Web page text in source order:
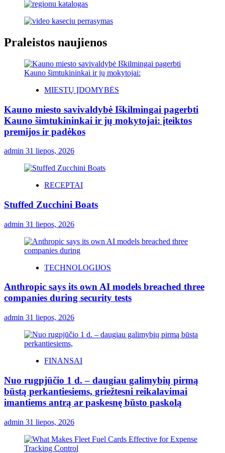
Praleistos naujienos
MIESTŲ ĮDOMYBĖS
Kauno miesto savivaldybė Iškilmingai pagerbti
Kauno šimtukininkai ir jų mokytojai: įteiktos
premijos ir padėkos
admin 31 liepos, 2026
RECEPTAI
Stuffed Zucchini Boats
admin 31 liepos, 2026
TECHNOLOGIJOS
Anthropic says its own AI models breached three
companies during security tests
admin 31 liepos, 2026
FINANSAI
Nuo rugpjūčio 1 d. – daugiau galimybių pirmą
būstą perkantiesiems, griežtesni reikalavimai
imantiems antrą ar paskesnę būsto paskolą
admin 31 liepos, 2026